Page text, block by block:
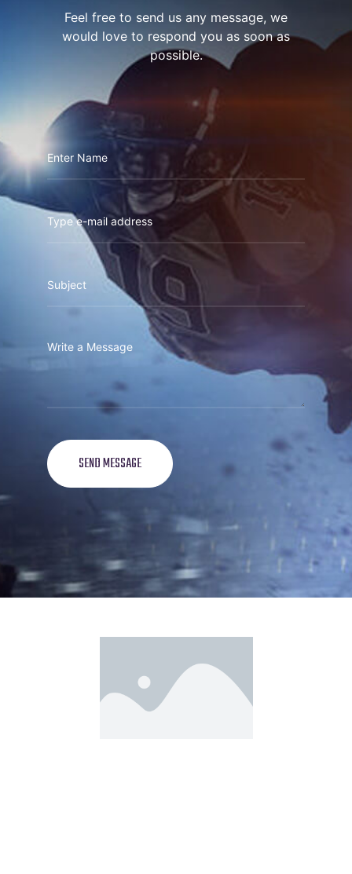
Feel free to send us any message, we
would love to respond you as soon as
possible.
SEND MESSAGE